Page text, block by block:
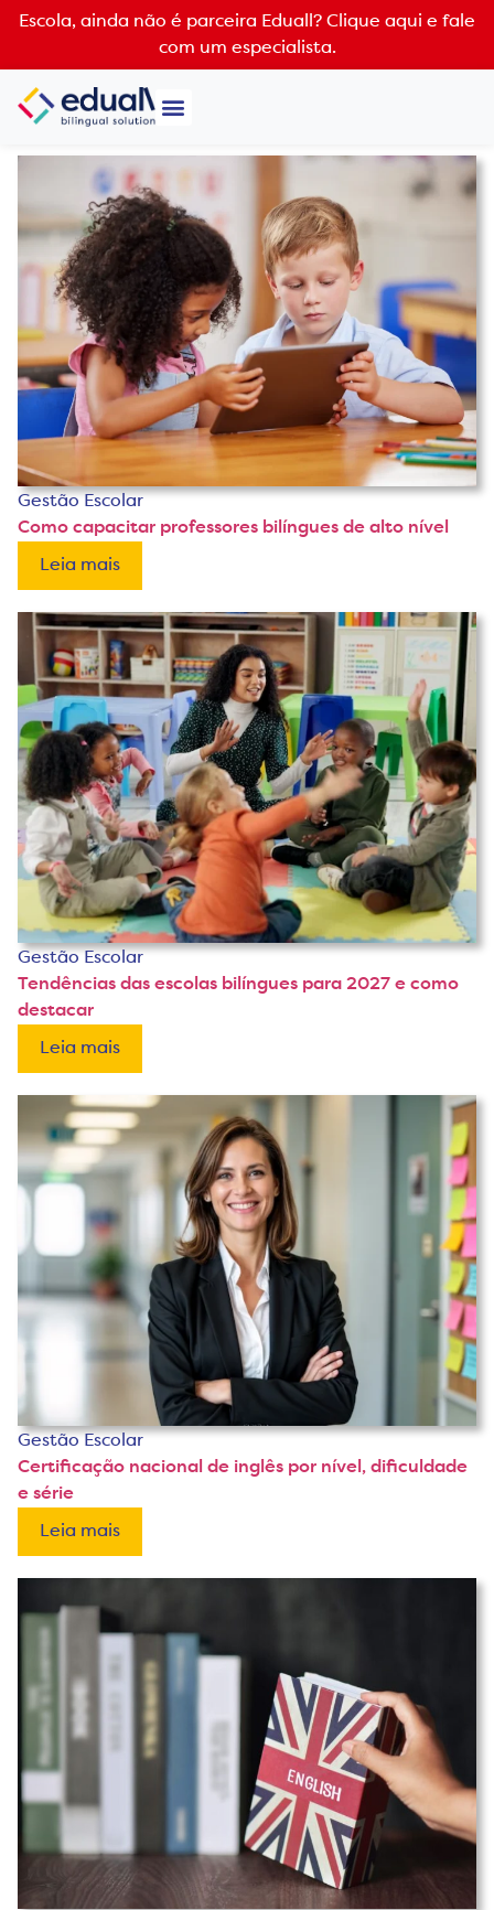
Escola, ainda não é parceira Eduall? Clique aqui e fale
com um especialista.
Gestão Escolar
Como capacitar professores bilíngues de alto nível
Leia mais
Gestão Escolar
Tendências das escolas bilíngues para 2027 e como
destacar
Leia mais
Gestão Escolar
Certificação nacional de inglês por nível, dificuldade
e série
Leia mais